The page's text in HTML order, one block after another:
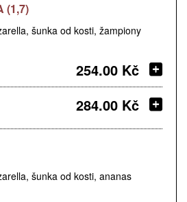
(1,7)
šunka od kosti, žampiony
254.00 Kč
284.00 Kč
šunka od kosti, ananas